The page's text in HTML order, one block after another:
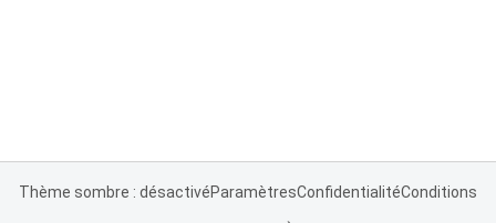
Thème sombre : désactivéParamètresConfidentialitéConditions